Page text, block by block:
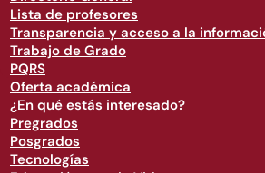
Lista de profesores
Transparencia y acceso a la
Trabajo de Grado
PQRS
Oferta académica
¿En qué estás interesado?
Pregrados
Posgrados
Tecnologías